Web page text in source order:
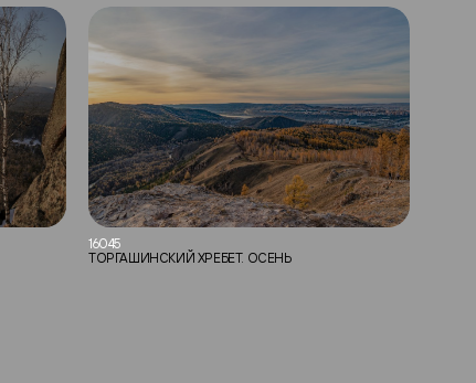
16045
ТОРГАШИНСКИЙ ХРЕБЕТ. ОСЕНЬ